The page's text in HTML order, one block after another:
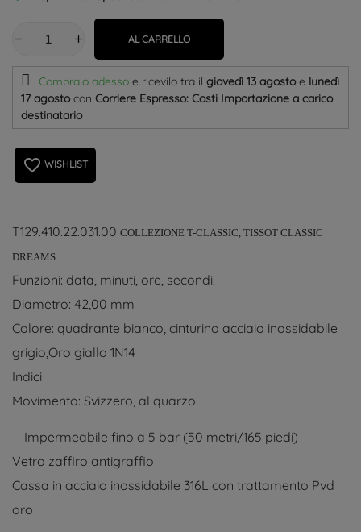
AL CARRELLO
Compralo adesso e ricevilo tra il giovedì 13 agostoe lunedì
17 agosto con Corriere Espresso: Costi Importazione a carico
destinatario
favorite_border WISHLIST
T129.410.22.031.00 COLLEZIONE T-CLASSIC, TISSOT CLASSIC
DREAMS
Funzioni: data, minuti, ore, secondi.
Diametro: 42,00 mm
Colore: quadrante bianco, cinturino acciaio inossidabile
grigio,Oro giallo 1N14
Indici
Movimento: Svizzero, al quarzo
Impermeabile fino a 5 bar (50 metri/165 piedi)
Vetro zaffiro antigraffio
Cassa in acciaio inossidabile 316L con trattamento Pvd
oro